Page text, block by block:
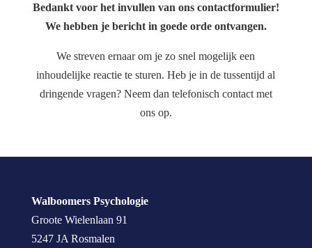
Bedankt voor het invullen van ons contactformulier!
We hebben je bericht in goede orde ontvangen.
We streven ernaar om je zo snel mogelijk een
inhoudelijke reactie te sturen. Heb je in de tussentijd al
dringende vragen? Neem dan telefonisch contact met
ons op.
Walboomers Psychologie
Groote Wielenlaan 91
5247 JA Rosmalen